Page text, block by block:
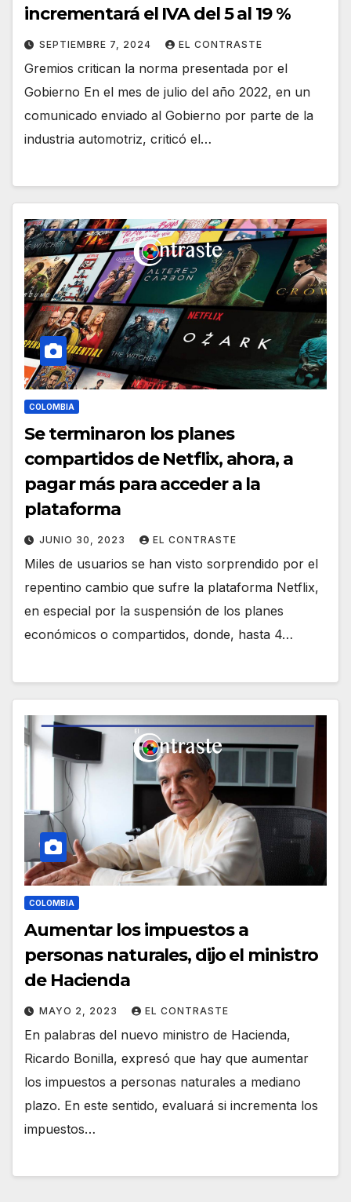
incrementará el IVA del 5 al 19 %
SEPTIEMBRE 7, 2024 EL CONTRASTE
Gremios critican la norma presentada por el
Gobierno En el mes de julio del año 2022, en un
comunicado enviado al Gobierno por parte de la
industria automotriz, criticó el…
COLOMBIA
Se terminaron los planes
compartidos de Netflix, ahora, a
pagar más para acceder a la
plataforma
JUNIO 30, 2023 EL CONTRASTE
Miles de usuarios se han visto sorprendido por el
repentino cambio que sufre la plataforma Netflix,
en especial por la suspensión de los planes
económicos o compartidos, donde, hasta 4…
COLOMBIA
Aumentar los impuestos a
personas naturales, dijo el ministro
de Hacienda
MAYO 2, 2023 EL CONTRASTE
En palabras del nuevo ministro de Hacienda,
Ricardo Bonilla, expresó que hay que aumentar
los impuestos a personas naturales a mediano
plazo. En este sentido, evaluará si incrementa los
impuestos…